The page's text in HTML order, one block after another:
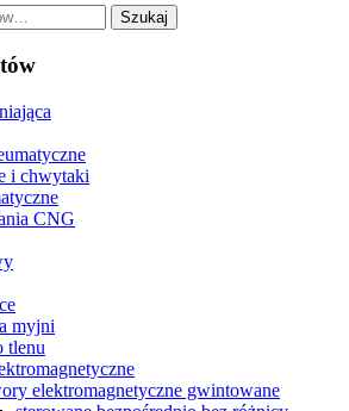
Szukaj
i chwytaki
CNG
myjni
tlenu
elektromagnetyczne gwintowane